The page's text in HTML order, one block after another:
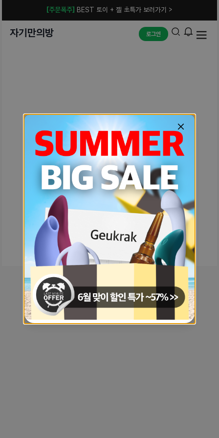
[주문폭주] BEST 토이 + 젤 초특가 보러가기 >
자기만의방 로그인
예상치 못한 에러입니다.